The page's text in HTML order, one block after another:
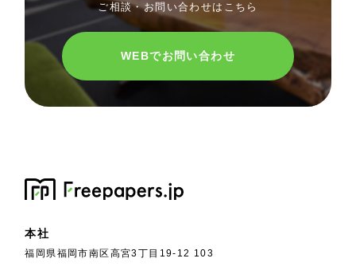
ご相談・お問い合わせはこちら
WEBでお問い合わせ
本社
福岡県福岡市南区高宮3丁目19-12 103